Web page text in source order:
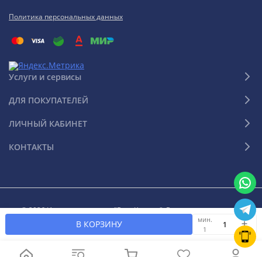
В КОРЗИНУ
мин.
1
Политика персональных данных
Услуги и сервисы
ДЛЯ ПОКУПАТЕЛЕЙ
ЛИЧНЫЙ КАБИНЕТ
КОНТАКТЫ
© 2026 Интернет-магазин "Ваш Климат". Все права защищены